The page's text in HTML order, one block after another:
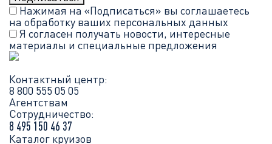
Нажимая на «Подписаться» вы соглашаетесь
на обработку ваших персональных данных
Я согласен получать новости, интересные
материалы и специальные предложения
Контактный центр:
8 800 555 05 05
Агентствам
Сотрудничество:
8 495 150 46 37
Каталог круизов